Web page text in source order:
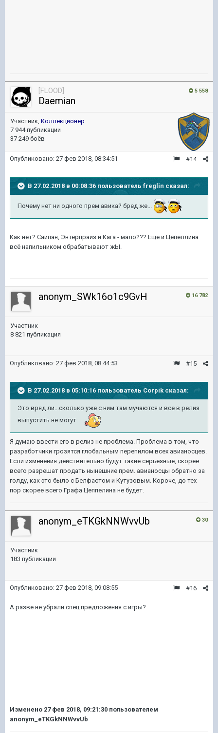
5 558
[FLOOD]
Daemian
Участник, Коллекционер
7 944 публикации
37 249 боёв
#14
Опубликовано: 27 фев 2018, 08:34:51
В 27.02.2018 в 00:08:36 пользователь freglin сказал:
Почему нет ни одного прем авика? бред же...
Как нет? Сайпан, Энтерпрайз и Кага - мало??? Ещё и Цепеллина
всё напильником обрабатывают жЫ.
16 782
anonym_SWk16o1c9GvH
Участник
8 821 публикация
#15
Опубликовано: 27 фев 2018, 08:44:53
В 27.02.2018 в 05:10:16 пользователь Corpik сказал:
Это вряд ли...сколько уже с ним там мучаются и все в релиз
выпустить не могут
Я думаю ввести его в релиз не проблема. Проблема в том, что
разработчики грозятся глобальным перепилом всех авианосцев.
Если изменения действительно будут такие серьезные, скорее
всего разрешат продать нынешние прем. авианосцы обратно за
голду, как это было с Белфастом и Кутузовым. Короче, до тех
пор скорее всего Графа Цеппелина не будет.
30
anonym_eTKGkNNWvvUb
Участник
183 публикации
#16
Опубликовано: 27 фев 2018, 09:08:55
А разве не убрали спец предложения с игры?
Изменено 27 фев 2018, 09:21:30 пользователем
anonym_eTKGkNNWvvUb